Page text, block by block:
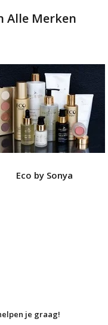
Alle Merken
Eco by Sonya
je graag!